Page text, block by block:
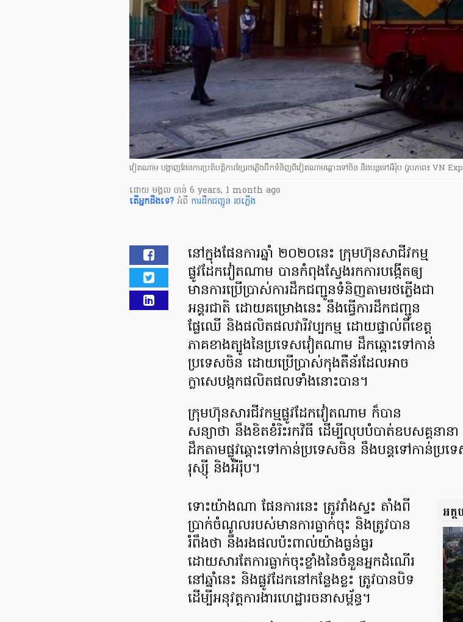
វៀតណាម បង្ហាញផែនការប្រតិបត្តិការខ្សែរថភ្លើងដឹកទំនិញពីវៀតណាមឆ្ពោះទៅចិន នឹងបន្ដទៅអឺរ៉ុប (រូបភាព៖ VN
ដោយ មង្គល ចាន់ 6 years, 1 month ago
តើ​អ្នក​ដឹងទេ? អំពី ការដឹកជញ្ជូន រថភ្លើង
នៅក្នុង​ផែនការ​ឆ្នាំ ២០២០នេះ ក្រុមហ៊ុន​សាជីវកម្ម​
ផ្លូវដែកវៀតណាម បាន​កំពុងស្វែងរក​ការបង្កើត​ឲ្យ
មាន​ការប្រើប្រាស់​ការដឹកជញ្ជូន​ទំនិញ​តាមរថភ្លើង​ជា
អន្តរជាតិ ដោយគម្រោងនេះ នឹង​ធ្វើការដឹកជញ្ជូន​
ផ្លែឈើ​ និងផលិតផល​វារីវប្បកម្ម ដោយផ្ទាល់​ពីខេត្ត​
ភាគខាងត្បូង​នៃប្រទេសវៀតណាម ដឹកឆ្ពោះទៅកាន់​
ប្រទេសចិន ដោយប្រើប្រាស់​កុងតឺន័រ​ដែលអាច​
ក្លាសេ​បង្កក​ផលិតផល​ទាំងនោះបាន​។
ក្រុមហ៊ុន​សារជីវកម្ម​ផ្លូវដែកវៀតណាម ក៏បាន
សន្យាថា នឹងខិតខំ​រិះរកវិធី ដើម្បី​លុបបំបាត់​ឧបសគ្គ​នា
ដឹកតាម​ផ្លូវ​ឆ្ពោះទៅកាន់​ប្រទេសចិន នឹងបន្ដ​ទៅកាន់​
រុស្ស៊ី និងអឺរ៉ុប។
អត្
ទោះយ៉ាងណា ផែនការ​នេះ ត្រូវ​រាំងស្ទះ តាំងពី​
ប្រាក់ចំណូល​របស់​មានការធ្លាក់ចុះ និងត្រូវបាន​
រំពឹងថា នឹងរងផលប៉ះពាល់​យ៉ាងធ្ងន់ធ្ងរ
ដោយសារតែការធ្លាក់ចុះ​ខ្លាំងនៃចំនួន​អ្នកដំណើរ
នៅឆ្នាំនេះ និងផ្លូវដែក​នៅកន្លែងខ្លះ ត្រូវបាន​បិទ
ដើម្បីអនុវត្ត​ការងារ​ហេដ្ឋារចនាសម្ព័ន្ធ។